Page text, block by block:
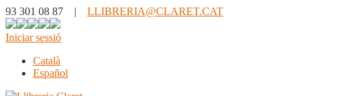
93 301 08 87 | LLIBRERIA@CLARET.CAT
Iniciar sessió
Català
Español